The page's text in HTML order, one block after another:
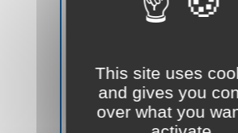
Votre site Web Vitrine sera
en 7 jours(voir nos
This site uses
and gives you
over what you